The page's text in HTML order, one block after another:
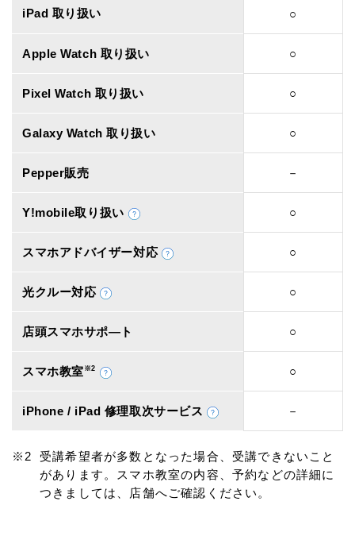
iPad 取り扱い ○
Apple Watch 取り扱い ○
Pixel Watch 取り扱い ○
Galaxy Watch 取り扱い ○
Pepper販売 －
Y!mobile取り扱い ○
スマホアドバイザー対応 ○
光クルー対応 ○
店頭スマホサポ―ト ○
スマホ教室 ※2 ○
iPhone / iPad 修理取次サービス －
受講希望者が多数となった場合、受講できないこと
があります。スマホ教室の内容、予約などの詳細に
つきましては、店舗へご確認ください。